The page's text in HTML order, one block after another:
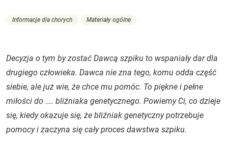
Informacje dla chorych Materiały ogólne
Decyzja o tym by zostać Dawcą szpiku to wspaniały dar dla
drugiego człowieka. Dawca nie zna tego, komu odda część
siebie, ale już wie, że chce mu pomóc. To piękne i pełne
miłości do .... bliźniaka genetycznego. Powiemy Ci, co dzieje
się, kiedy okazuje się, że bliźniak genetyczny potrzebuje
pomocy i zaczyna się cały proces dawstwa szpiku.